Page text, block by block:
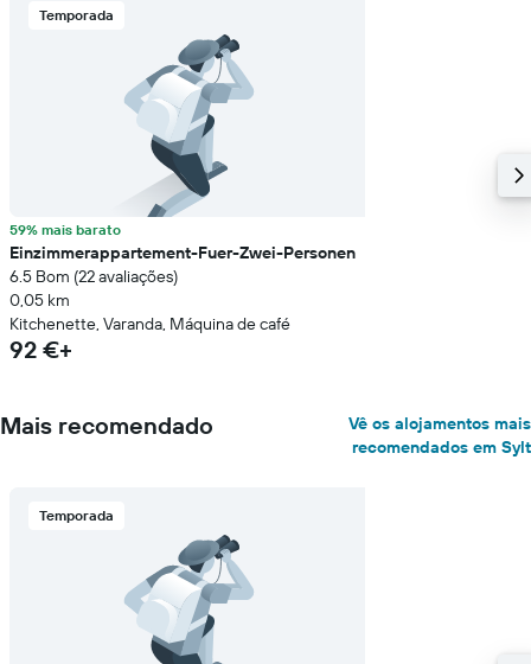
Temporada
59% mais barato
Einzimmerappartement-Fuer-Zwei-Personen
6.5 Bom (22 avaliações)
0,05 km
Kitchenette, Varanda, Máquina de café
92 €+
Mais recomendado
Vê os alojamentos mais
recomendados em Sylt
Temporada